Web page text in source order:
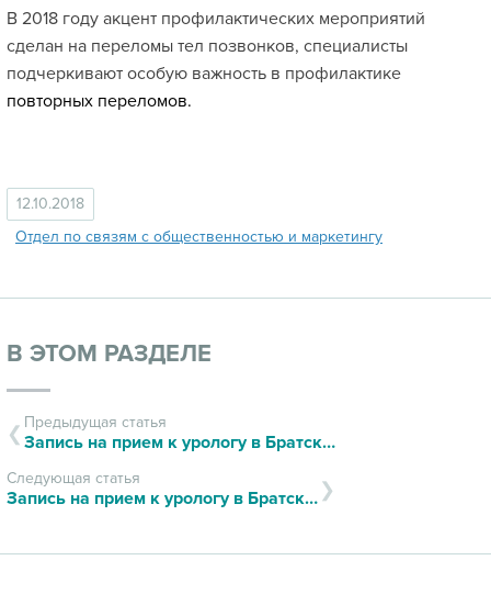
В 2018 году акцент профилактических мероприятий
сделан на переломы тел позвонков, специалисты
подчеркивают особую важность в профилактике
повторных переломов.
12.10.2018
Отдел по связям с общественностью и маркетингу
В ЭТОМ РАЗДЕЛЕ
Предыдущая статья
Запись на прием к урологу в Братском филиале
Следующая статья
Запись на прием к урологу в Братском филиале